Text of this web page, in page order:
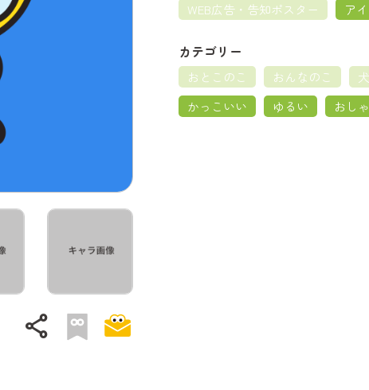
share
WEB広告・告知ポスター
ア
カテゴリー
おとこのこ おんなのこ 犬
かっこいい
ゆるい おし